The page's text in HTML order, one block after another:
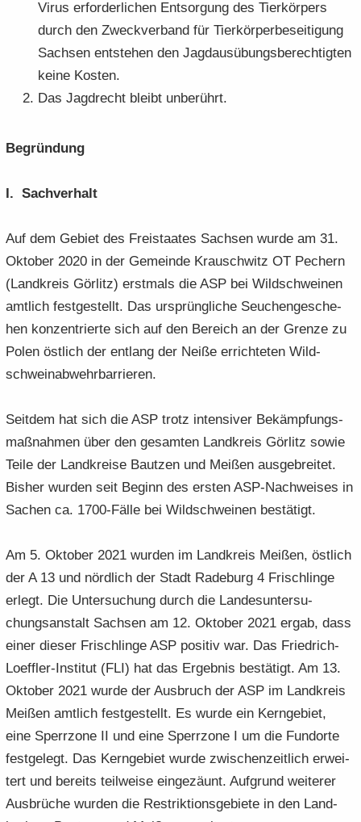
Virus er­for­der­li­chen Ent­sor­gung des Tier­kör­pers
durch den Zweck­ver­band für Tier­kör­per­be­sei­ti­gung
Sach­sen ent­ste­hen den Jagd­aus­übungs­be­rech­tig­ten
keine Kos­ten.
Das Jagd­recht bleibt un­be­rührt.
Be­grün­dung
I. Sach­ver­halt
Auf dem Ge­biet des Frei­staa­tes Sach­sen wurde am 31.
Ok­to­ber 2020 in der Ge­mein­de Krausch­witz OT Pech­ern
(Land­kreis Gör­litz) erst­mals die ASP bei Wild­schwei­nen
amt­lich fest­ge­stellt. Das ur­sprüng­li­che Seu­chen­ge­sche­
hen kon­zen­trier­te sich auf den Be­reich an der Gren­ze zu
Polen öst­lich der ent­lang der Neiße er­rich­te­ten Wild­
schwein­ab­wehr­bar­rie­ren.
Seit­dem hat sich die ASP trotz in­ten­si­ver Be­kämp­fungs­
maß­nah­men über den ge­sam­ten Land­kreis Gör­litz sowie
Teile der Land­krei­se Baut­zen und Mei­ßen aus­ge­brei­tet.
Bis­her wur­den seit Be­ginn des ers­ten ASP-​Nachweises in
Sa­chen ca. 1700-​Fälle bei Wild­schwei­nen be­stä­tigt.
Am 5. Ok­to­ber 2021 wur­den im Land­kreis Mei­ßen, öst­lich
der A 13 und nörd­lich der Stadt Ra­de­burg 4 Frisch­lin­ge
er­legt. Die Un­ter­su­chung durch die Lan­des­un­ter­su­
chungs­an­stalt Sach­sen am 12. Ok­to­ber 2021 ergab, dass
einer die­ser Frisch­lin­ge ASP po­si­tiv war. Das Friedrich-​
Loeffler-Institut (FLI) hat das Er­geb­nis be­stä­tigt. Am 13.
Ok­to­ber 2021 wurde der Aus­bruch der ASP im Land­kreis
Mei­ßen amt­lich fest­ge­stellt. Es wurde ein Kern­ge­biet,
eine Sperr­zo­ne II und eine Sperr­zo­ne I um die Fund­or­te
fest­ge­legt. Das Kern­ge­biet wurde zwi­schen­zeit­lich er­wei­
tert und be­reits teil­wei­se ein­ge­zäunt. Auf­grund wei­te­rer
Aus­brü­che wur­den die Re­strik­ti­ons­ge­bie­te in den Land­